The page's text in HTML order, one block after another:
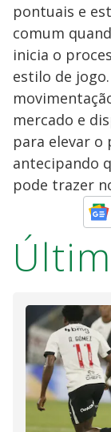
pontuais e
comum
inicia o
estilo de
mercado e
para elevar
antecipando
pode trazer